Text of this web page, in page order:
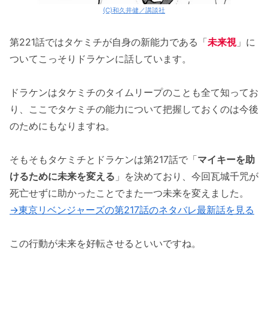
(C)和久井健／講談社
第221話ではタケミチが自身の新能力である「未来視」に
ついてこっそりドラケンに話しています。
ドラケンはタケミチのタイムリープのことも全て知ってお
り、ここでタケミチの能力について把握しておくのは今後
のためにもなりますね。
そもそもタケミチとドラケンは第217話で「マイキーを助
けるために未来を変える 」を決めており、今回瓦城千咒が
死亡せずに助かったことでまた一つ未来を変えました。
→東京リベンジャーズの第217話のネタバレ最新話を見る
この行動が未来を好転させるといいですね。